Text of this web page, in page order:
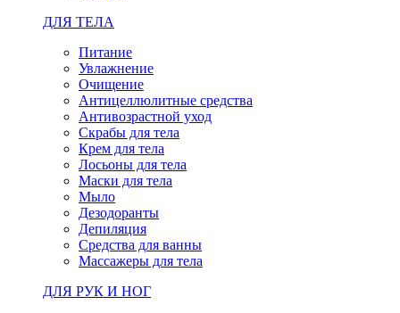
ДЛЯ ТЕЛА
Питание
Увлажнение
Очищение
Антицеллюлитные средства
Антивозрастной уход
Скрабы для тела
Крем для тела
Лосьоны для тела
Маски для тела
Мыло
Дезодоранты
Депиляция
Средства для ванны
Массажеры для тела
ДЛЯ РУК И НОГ